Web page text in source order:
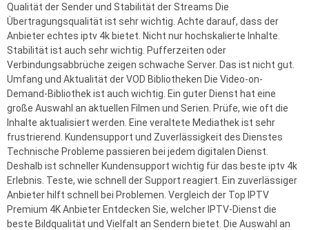
Qualität der Sender und Stabilität der Streams Die
Übertragungsqualität ist sehr wichtig. Achte darauf, dass der
Anbieter echtes iptv 4k bietet. Nicht nur hochskalierte Inhalte.
Stabilität ist auch sehr wichtig. Pufferzeiten oder
Verbindungsabbrüche zeigen schwache Server. Das ist nicht gut.
Umfang und Aktualität der VOD Bibliotheken Die Video-on-
Demand-Bibliothek ist auch wichtig. Ein guter Dienst hat eine
große Auswahl an aktuellen Filmen und Serien. Prüfe, wie oft die
Inhalte aktualisiert werden. Eine veraltete Mediathek ist sehr
frustrierend. Kundensupport und Zuverlässigkeit des Dienstes
Technische Probleme passieren bei jedem digitalen Dienst.
Deshalb ist schneller Kundensupport wichtig für das beste iptv 4k
Erlebnis. Teste, wie schnell der Support reagiert. Ein zuverlässiger
Anbieter hilft schnell bei Problemen. Vergleich der Top IPTV
Premium 4K Anbieter Entdecken Sie, welcher IPTV-Dienst die
beste Bildqualität und Vielfalt an Sendern bietet. Die Auswahl an